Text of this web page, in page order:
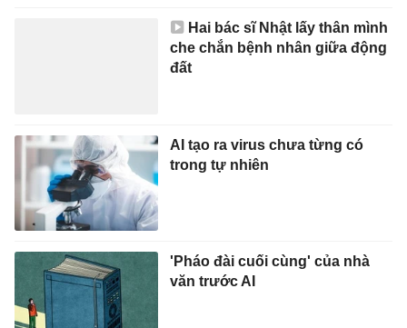
Hai bác sĩ Nhật lấy thân mình
che chắn bệnh nhân giữa động
đất
AI tạo ra virus chưa từng có
trong tự nhiên
'Pháo đài cuối cùng' của nhà
văn trước AI